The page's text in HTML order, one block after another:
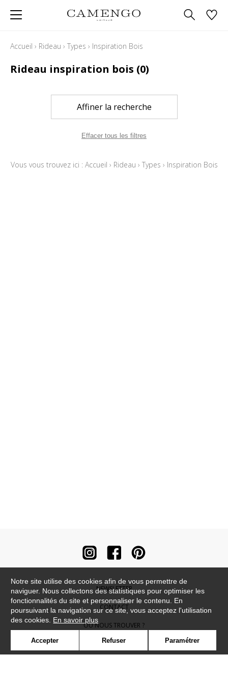
Accueil › Rideau › Types › Inspiration Bois
Rideau inspiration bois (0)
Affiner la recherche
Effacer tous les filtres
Vous vous trouvez ici : Accueil › Rideau › Types › Inspiration Bois
NEWSLETTER
CONTACT
OÙ NOUS TROUVER ?
CONTRACT
Notre site utilise des cookies afin de vous permettre de
naviguer. Nous collectons des statistiques pour optimiser les
fonctionnalités du site et personnaliser le contenu. En
poursuivant la navigation sur ce site, vous acceptez l'utilisation
des cookies. En savoir plus
Accepter Refuser Paramétrer